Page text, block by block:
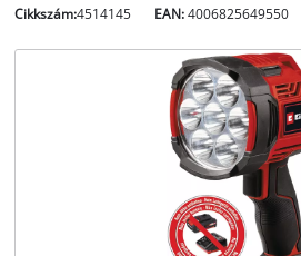
Cikkszám:4514145 EAN:4006825649550